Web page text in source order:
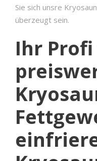
Sie sich unsre
überzeugt sein.
Ihr